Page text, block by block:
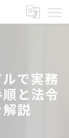
で実務
と法令
説